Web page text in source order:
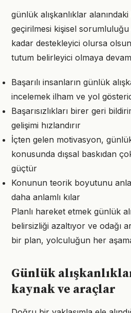
günlük alışkanlıklar
geçirilmesi kişisel
kadar destekleyici olursa
tutum belirleyici olmaya
Başarılı insanların günlük
incelemek ilham ve yol
Başarısızlıkları birer geri
gelişimi hızlandırır
İçten gelen motivasyon,
konusunda dışsal baskıdan
güçtür
Konunun teorik boyutunu
daha anlamlı kılar
Planlı hareket etmek günlük
belirsizliği azaltıyor ve odağı
bir plan, yolculuğun her
Günlük
kaynak ve araçlar